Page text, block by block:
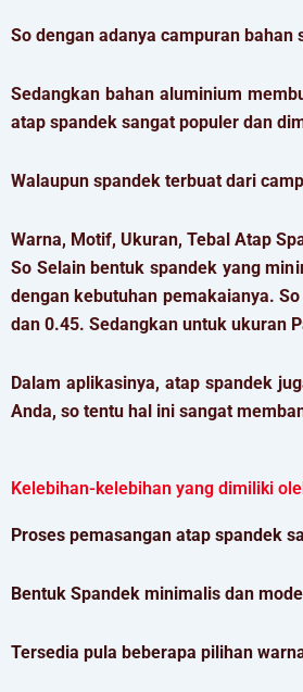
So dengan adanya campuran
Sedangkan bahan aluminium
atap spandek sangat populer dan
Walaupun spandek terbuat dari
Warna, Motif, Ukuran, Tebal Atap
So Selain bentuk spandek yang
dengan kebutuhan pemakaianya.
dan 0.45. Sedangkan untuk ukuran
Dalam aplikasinya, atap spandek
Anda, so tentu hal ini sangat
Kelebihan-kelebihan yang dimiliki
Proses pemasangan atap spandek
Bentuk Spandek minimalis dan
Tersedia pula beberapa pilihan